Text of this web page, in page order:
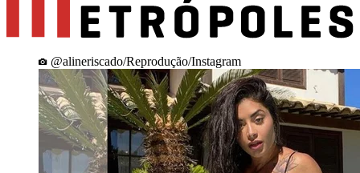
@alineriscado/Reprodução/Instagram